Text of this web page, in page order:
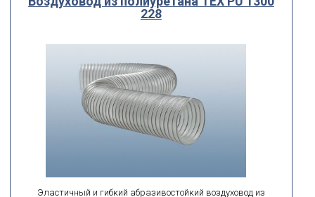
228
Эластичный и гибкий абразивостойкий воздуховод из